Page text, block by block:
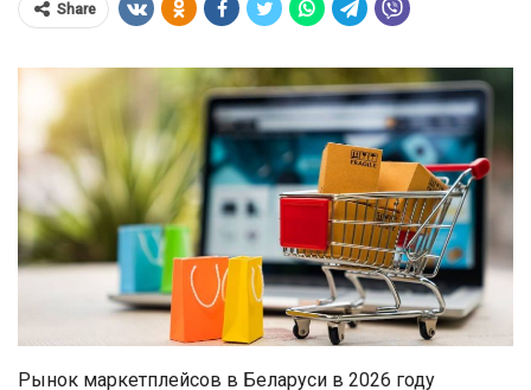
Share
Рынок маркетплейсов в Беларуси в 2026 году